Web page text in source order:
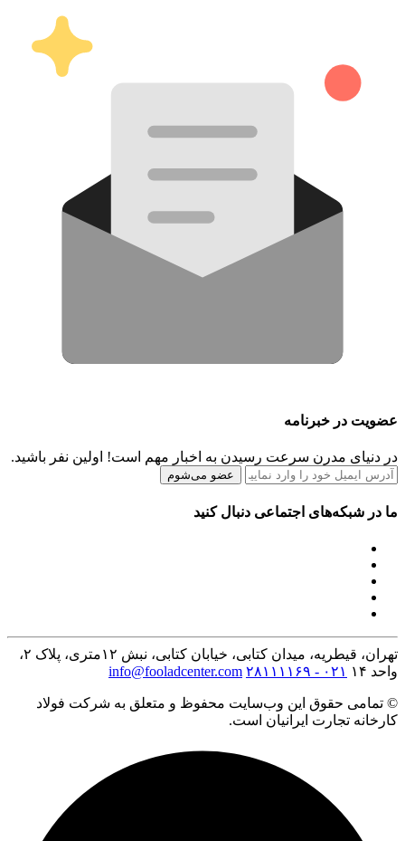
عضویت در خبرنامه
در دنیای مدرن سرعت رسیدن به اخبار مهم است! اولین نفر باشید.
عضو می‌شوم
ما در شبکه‌های اجتماعی دنبال کنید
تهران، قیطریه، میدان کتابی، خیابان کتابی، نبش ۱۲متری، پلاک ۲،
واحد ۱۴
۰۲۱ - ۲۸۱۱۱۱۶۹ info@fooladcenter.com
© تمامی حقوق این وب‌سایت محفوظ و متعلق به شرکت فولاد
کارخانه تجارت ایرانیان است.